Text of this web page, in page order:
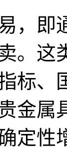
，即
。这
标、
金属
定性